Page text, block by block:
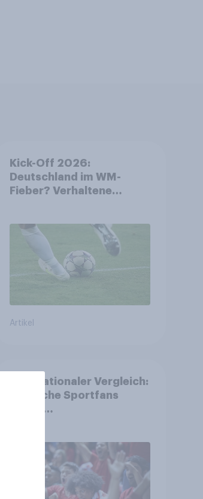
Kick-Off 2026:
Deutschland im WM-
Fieber? Verhaltene
Weltmeisterschaft
Artikel
Internationaler Vergleich:
Deutsche Sportfans
Veranstaltungen